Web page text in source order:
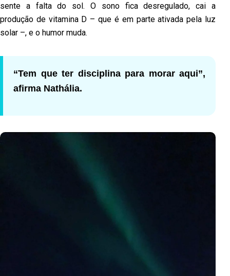
sente a falta do sol. O sono fica desregulado, cai a
produção de vitamina D – que é em parte ativada pela luz
solar –, e o humor muda.
“Tem que ter disciplina para morar aqui”,
afirma Nathália.